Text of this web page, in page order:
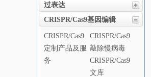
过表达
CRISPR/Cas9基因编辑
CRISPR/Cas9
定制产品及服
务
CRISPR/Cas9
敲除慢病毒
CRISPR/Cas9
文库